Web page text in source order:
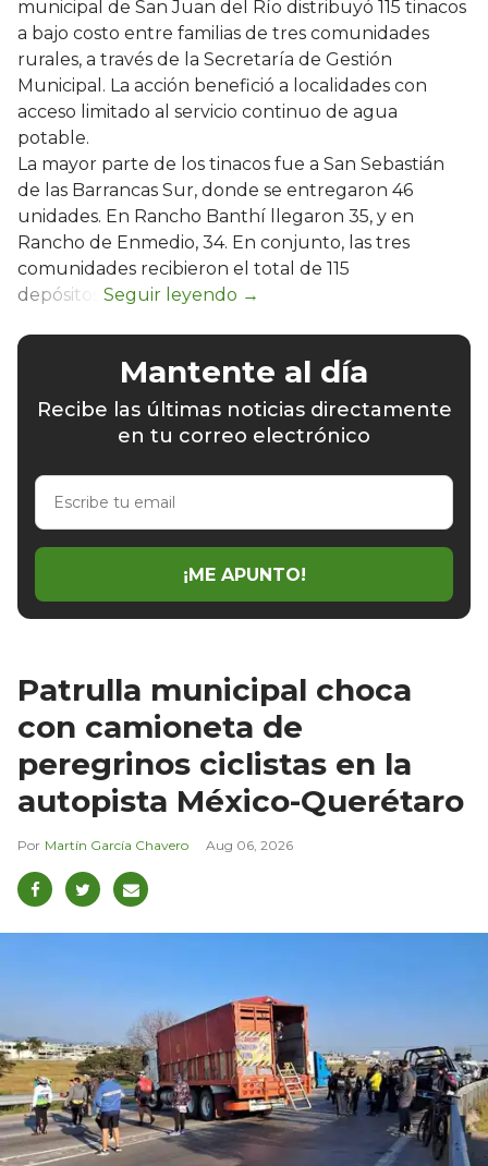
municipal de San Juan del Río distribuyó 115 tinacos
a bajo costo entre familias de tres comunidades
rurales, a través de la Secretaría de Gestión
Municipal. La acción benefició a localidades con
acceso limitado al servicio continuo de agua
potable.
La mayor parte de los tinacos fue a San Sebastián
de las Barrancas Sur, donde se entregaron 46
unidades. En Rancho Banthí llegaron 35, y en
Rancho de Enmedio, 34. En conjunto, las tres
comunidades recibieron el total de 115
depósitos.
Mantente al día
Recibe las últimas noticias directamente
en tu correo electrónico
Escribe
email
¡ME APUNTO!
Patrulla municipal choca
con camioneta de
peregrinos ciclistas en la
autopista México-Querétaro
Martín García Chavero Aug 06, 2026